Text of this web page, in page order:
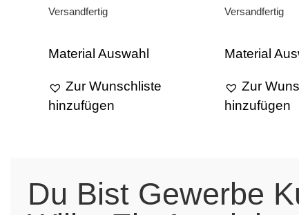
Versandfertig
Material Auswahl
Zur Wunschliste
hinzufügen
Versandfertig
Material
Zur
hinzufügen
Du Bist Gewerbe